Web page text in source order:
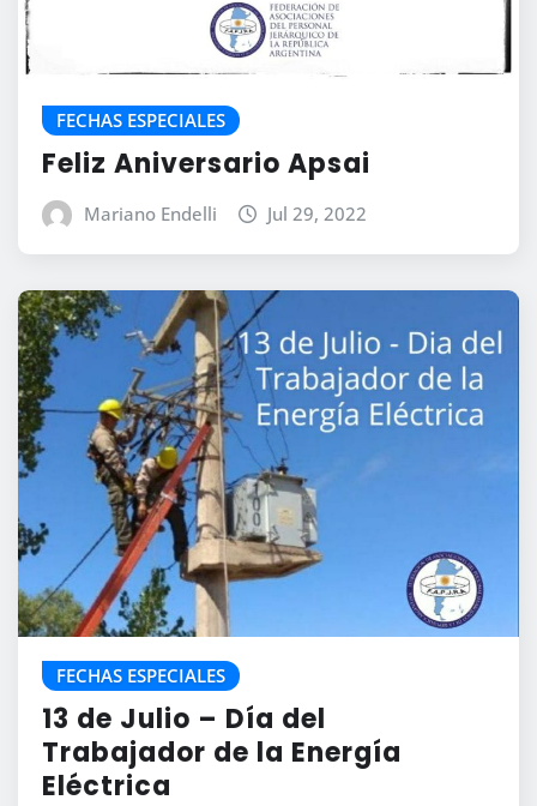
FECHAS ESPECIALES
Feliz Aniversario Apsai
Mariano Endelli Jul 29, 2022
FECHAS ESPECIALES
13 de Julio – Día del
Trabajador de la Energía
Eléctrica